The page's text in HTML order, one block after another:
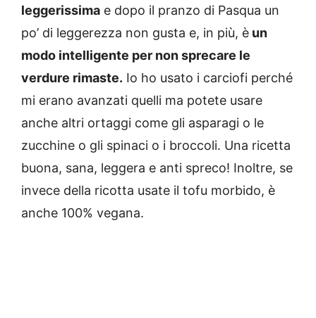
leggerissima e dopo il pranzo di Pasqua un
po’ di leggerezza non gusta e, in più, è un
modo intelligente per non sprecare le
verdure rimaste. Io ho usato i carciofi perché
mi erano avanzati quelli ma potete usare
anche altri ortaggi come gli asparagi o le
zucchine o gli spinaci o i broccoli. Una ricetta
buona, sana, leggera e anti spreco! Inoltre, se
invece della ricotta usate il tofu morbido, è
anche 100% vegana.